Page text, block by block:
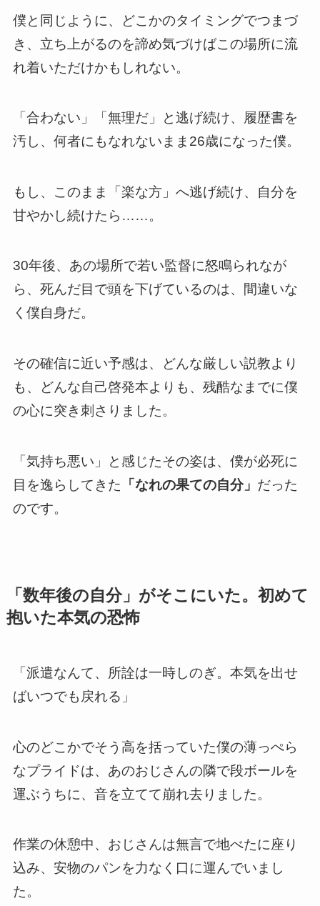
僕と同じように、どこかのタイミングでつまづ
き、立ち上がるのを諦め気づけばこの場所に流
れ着いただけかもしれない。
「合わない」「無理だ」と逃げ続け、履歴書を
汚し、何者にもなれないまま26歳になった僕。
もし、このまま「楽な方」へ逃げ続け、自分を
甘やかし続けたら……。
30年後、あの場所で若い監督に怒鳴られなが
ら、死んだ目で頭を下げているのは、間違いな
く僕自身だ。
その確信に近い予感は、どんな厳しい説教より
も、どんな自己啓発本よりも、残酷なまでに僕
の心に突き刺さりました。
「気持ち悪い」と感じたその姿は、僕が必死に
目を逸らしてきた 「なれの果ての自分」 だった
のです。
「数年後の自分」がそこにいた。初めて
抱いた本気の恐怖
「派遣なんて、所詮は一時しのぎ。本気を出せ
ばいつでも戻れる」
心のどこかでそう高を括っていた僕の薄っぺら
なプライドは、あのおじさんの隣で段ボールを
運ぶうちに、音を立てて崩れ去りました。
作業の休憩中、おじさんは無言で地べたに座り
込み、安物のパンを力なく口に運んでいまし
た。